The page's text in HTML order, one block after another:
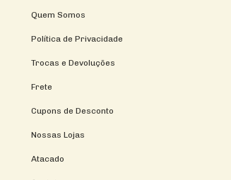
Quem Somos
Política de Privacidade
Trocas e Devoluções
Frete
Cupons de Desconto
Nossas Lojas
Atacado